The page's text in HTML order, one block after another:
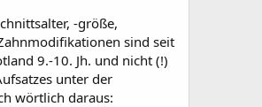
-größe,
sind seit
9.-10. Jh. und nicht (!)
unter der
wörtlich daraus: